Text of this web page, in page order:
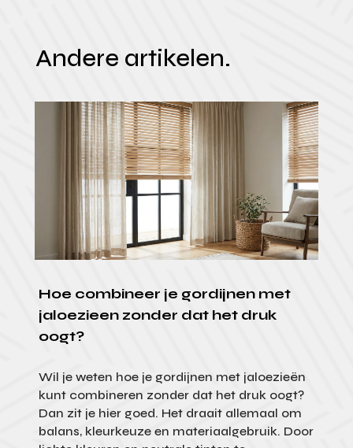
Andere artikelen.
Hoe combineer je gordijnen met
jaloezieen zonder dat het druk
oogt?
Wil je weten hoe je gordijnen met jaloezieën
kunt combineren zonder dat het druk oogt?
Dan zit je hier goed. Het draait allemaal om
balans, kleurkeuze en materiaalgebruik. Door